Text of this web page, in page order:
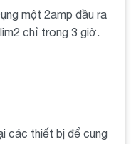
một 2amp đầu ra
chỉ trong 3 giờ.
các thiết bị để cung